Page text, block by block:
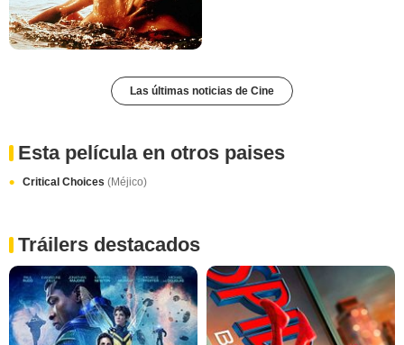
Las últimas noticias de Cine
Esta película en otros paises
Critical Choices (Méjico)
Tráilers destacados